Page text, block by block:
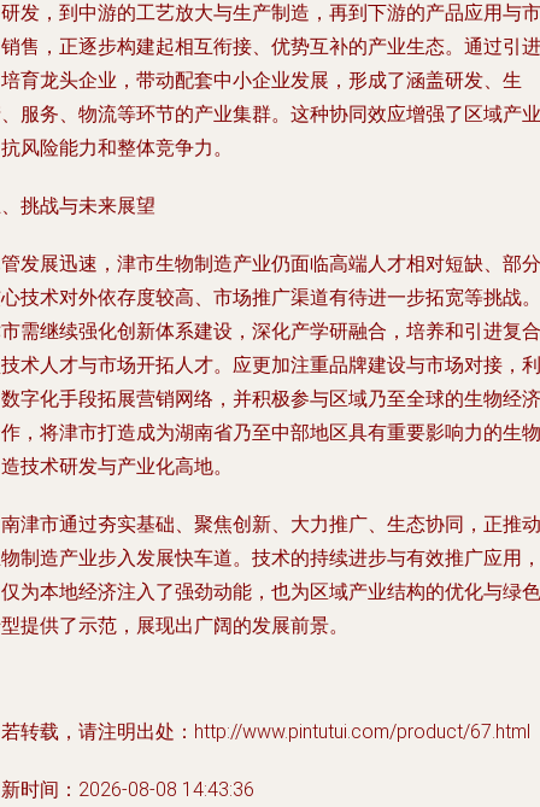
发，到中游的工艺放大与生产制造，再到下游的产品应用与市
售，正逐步构建起相互衔接、优势互补的产业生态。通过引进
育龙头企业，带动配套中小企业发展，形成了涵盖研发、生
服务、物流等环节的产业集群。这种协同效应增强了区域产业
风险能力和整体竞争力。
挑战与未来展望
发展迅速，津市生物制造产业仍面临高端人才相对短缺、部分
技术对外依存度较高、市场推广渠道有待进一步拓宽等挑战。
需继续强化创新体系建设，深化产学研融合，培养和引进复合
术人才与市场开拓人才。应更加注重品牌建设与市场对接，利
字化手段拓展营销网络，并积极参与区域乃至全球的生物经济
，将津市打造成为湖南省乃至中部地区具有重要影响力的生物
技术研发与产业化高地。
津市通过夯实基础、聚焦创新、大力推广、生态协同，正推动
制造产业步入发展快车道。技术的持续进步与有效推广应用，
为本地经济注入了强劲动能，也为区域产业结构的优化与绿色
提供了示范，展现出广阔的发展前景。
转载，请注明出处：http://www.pintutui.com/product/67.html
时间：2026-08-08 14:43:36